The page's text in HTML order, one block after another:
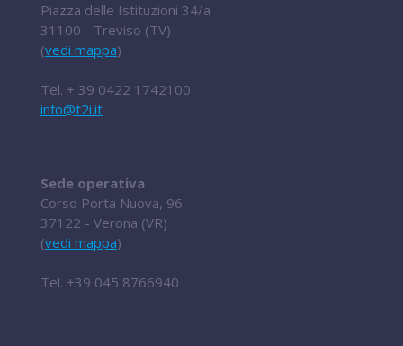
Piazza delle Istituzioni 34/a
31100 - Treviso (TV)
(vedi mappa)
Tel. + 39 0422 1742100
info@t2i.it
Sede operativa
Corso Porta Nuova, 96
37122 - Verona (VR)
(vedi mappa)
Tel. +39 045 8766940